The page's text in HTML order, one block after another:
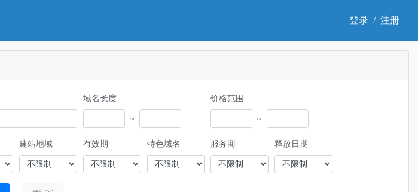
登录 / 注册
域名长度
~
价格范围
~
建站地域 有效期 特色域名 服务商 释放日期